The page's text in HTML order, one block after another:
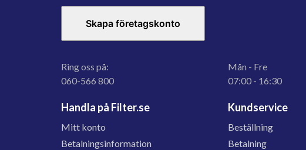
Skapa företagskonto
Ring oss på:
060-566 800
Mån - Fre
07:00 - 16:30
Handla på Filter.se
Mitt konto
Betalningsinformation
Kundservice
Beställning
Betalning